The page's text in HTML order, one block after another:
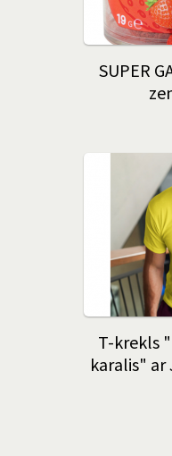
SUPER
T-krekls
karalis" ar